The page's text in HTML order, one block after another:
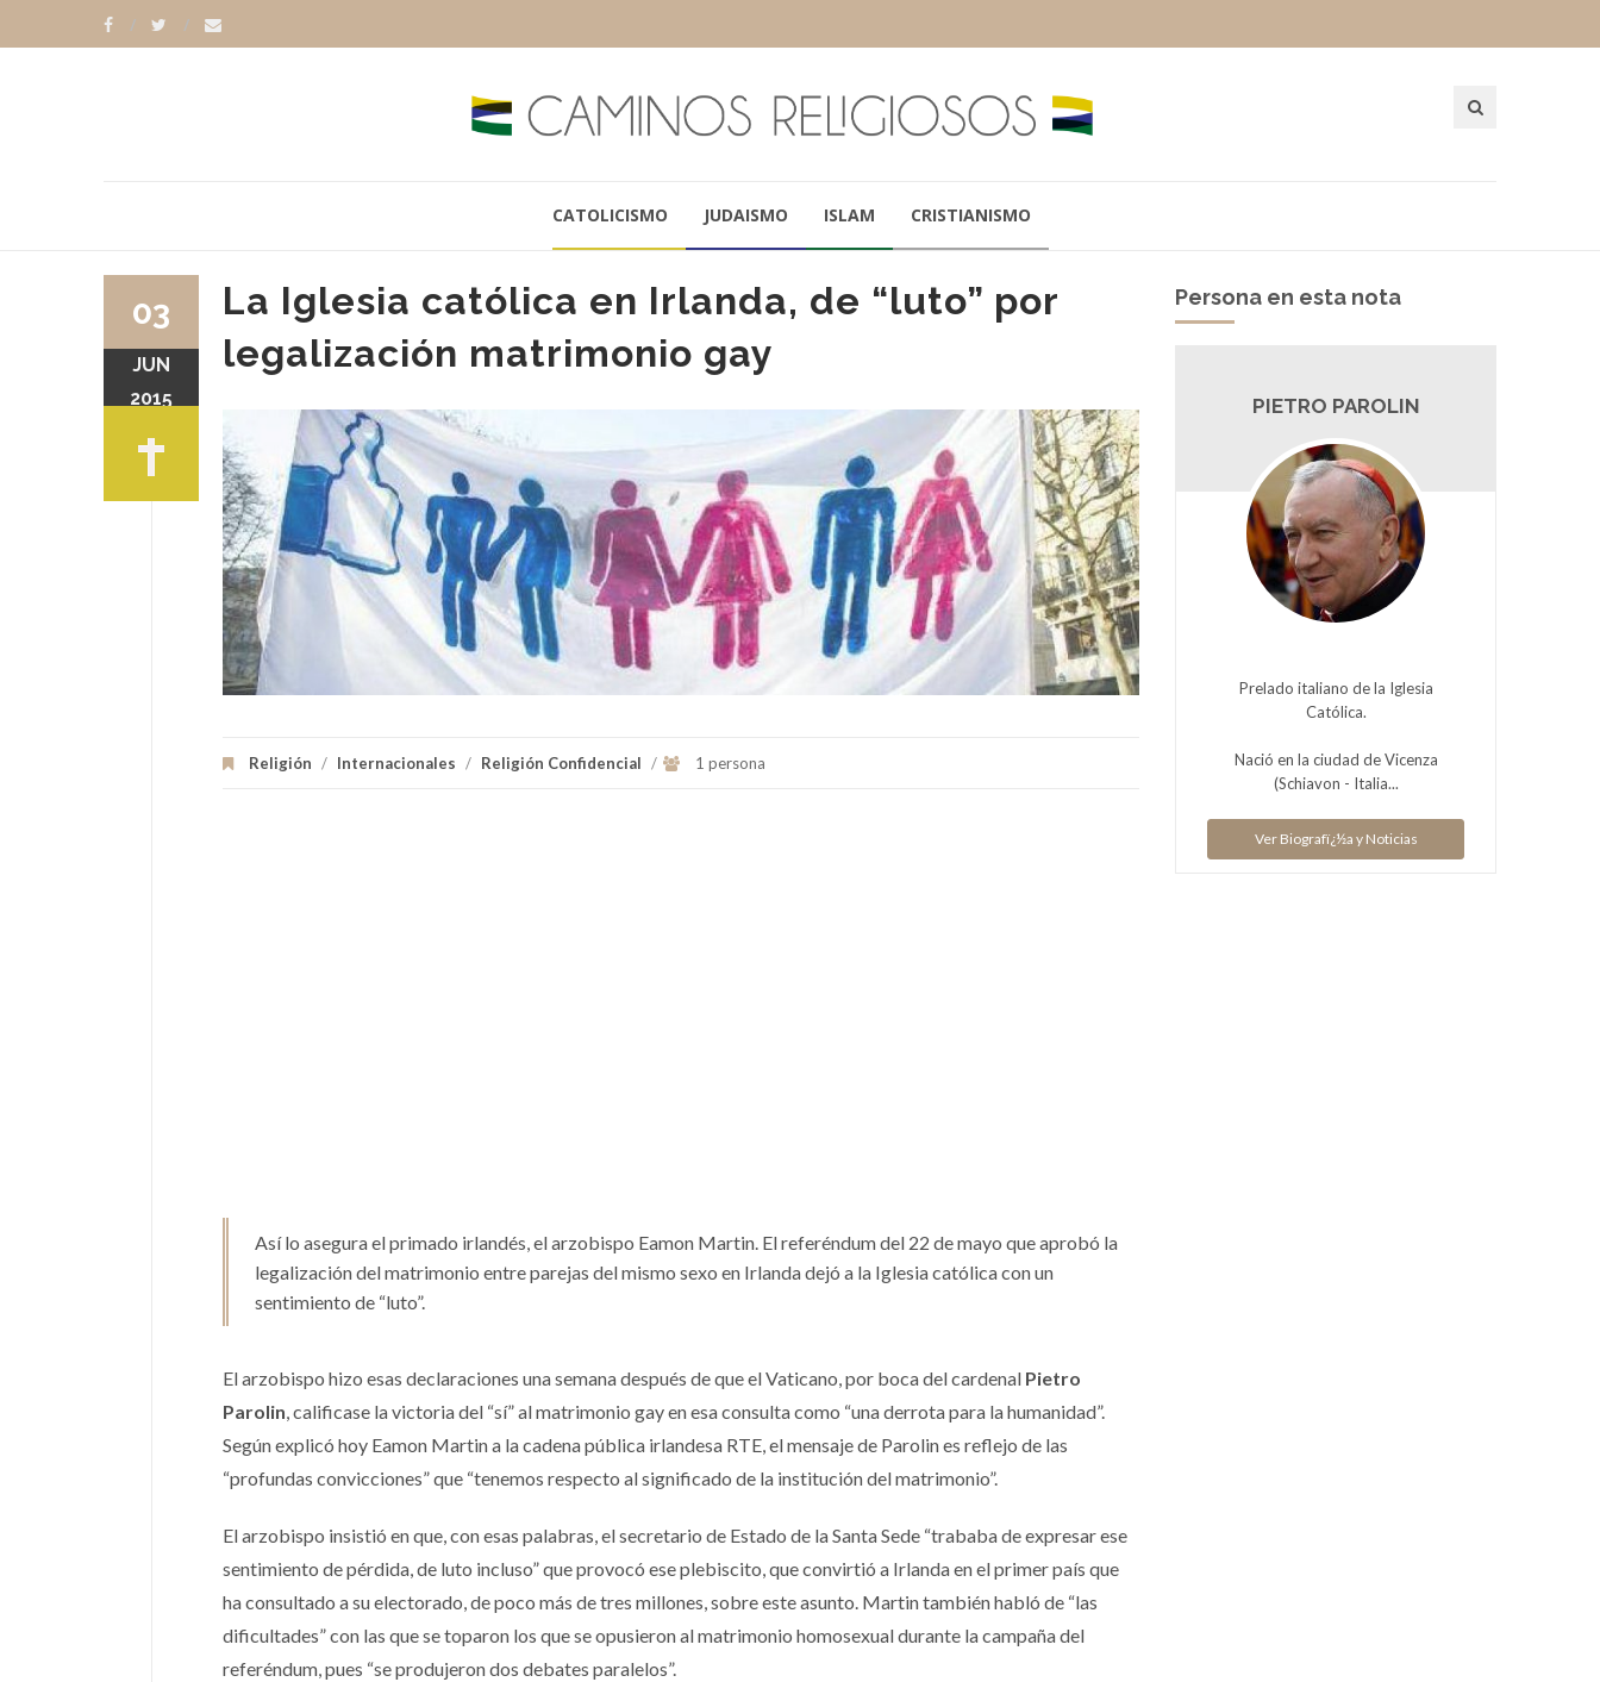
CATOLICISMO JUDAISMO ISLAM CRISTIANISMO
La Iglesia católica en Irlanda, de “luto” por
legalización matrimonio gay
Religión / Internacionales / Religión Confidencial / 1 persona
03
JUN
2015
Así lo asegura el primado irlandés, el arzobispo Eamon Martin. El referéndum del 22 de mayo que aprobó la
legalización del matrimonio entre parejas del mismo sexo en Irlanda dejó a la Iglesia católica con un
sentimiento de “luto”.
El arzobispo hizo esas declaraciones una semana después de que el Vaticano, por boca del cardenal Pietro
Parolin, calificase la victoria del “sí” al matrimonio gay en esa consulta como “una derrota para la humanidad”.
Según explicó hoy Eamon Martin a la cadena pública irlandesa RTE, el mensaje de Parolin es reflejo de las
“profundas convicciones” que “tenemos respecto al significado de la institución del matrimonio”.
El arzobispo insistió en que, con esas palabras, el secretario de Estado de la Santa Sede “trababa de expresar ese
sentimiento de pérdida, de luto incluso” que provocó ese plebiscito, que convirtió a Irlanda en el primer país que
ha consultado a su electorado, de poco más de tres millones, sobre este asunto. Martin también habló de “las
dificultades” con las que se toparon los que se opusieron al matrimonio homosexual durante la campaña del
referéndum, pues “se produjeron dos debates paralelos”.
Persona en esta nota
PIETRO PAROLIN
Prelado italiano de la Iglesia
Católica.
Nació en la ciudad de Vicenza
(Schiavon - Italia...
Ver Biografï¿½a y Noticias